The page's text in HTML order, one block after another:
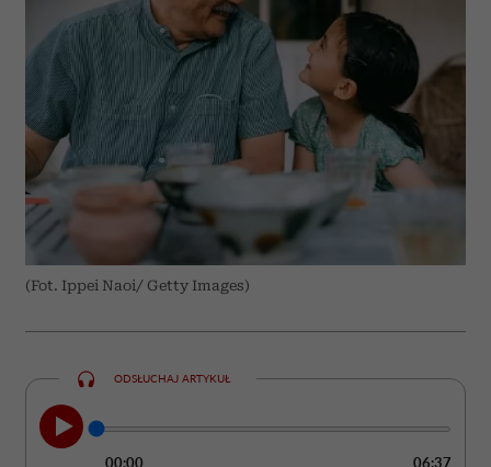
(Fot. Ippei Naoi/ Getty Images)
ODSŁUCHAJ ARTYKUŁ
00:00 06:37